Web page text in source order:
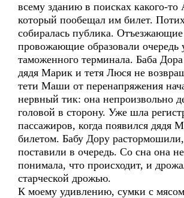
всему зданию в поисках какого-то
который пообещал им билет.
собиралась публика.
провожающие образовали очередь
таможенного терминала. Баба Дора
дядя Марик и тетя Люся не
тети Маши от перенапряжения
нервный тик: она непроизвольно
головой в сторону. Уже шла
пассажиров, когда появился дядя
билетом. Бабу Дору
поставили в очередь. Со сна она
понимала, что происходит, и
старческой дрожью.
К моему удивлению, сумки с